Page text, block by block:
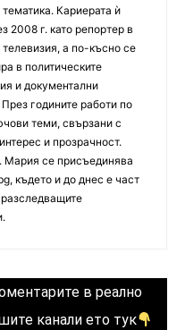
Кариерата ѝ
2008 г. като репортер в
телевизия, а по-късно се
в политическите
и документални
годините работи по
теми, свързани с
и прозрачност.
Мария се присъединява
където и до днес е част
в реално
канали ето тук